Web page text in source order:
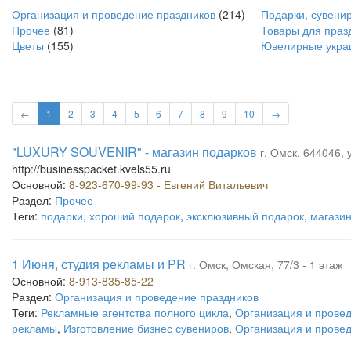
Организация и проведение праздников (214)
Подарки,
Прочее (81)
Товары для
Цветы (155) Ювелирные
← 1 2 3 4 5 6 7 8 9 10 →
"LUXURY SOUVENIR" - магазин подарков г. Омск, 644046,
http://businesspacket.kvels55.ru
Основной: 8-923-670-99-93 - Евгений Витальевич
Раздел: Прочее
Теги: подарки, хороший подарок, эксклюзивный подарок,
1 Июня, студия рекламы и PR г. Омск, Омская, 77/3 - 1 этаж
Основной: 8-913-835-85-22
Раздел: Организация и проведение праздников
Теги: Рекламные агентства полного цикла, Организация и
рекламы, Изготовление бизнес сувениров, Организация и